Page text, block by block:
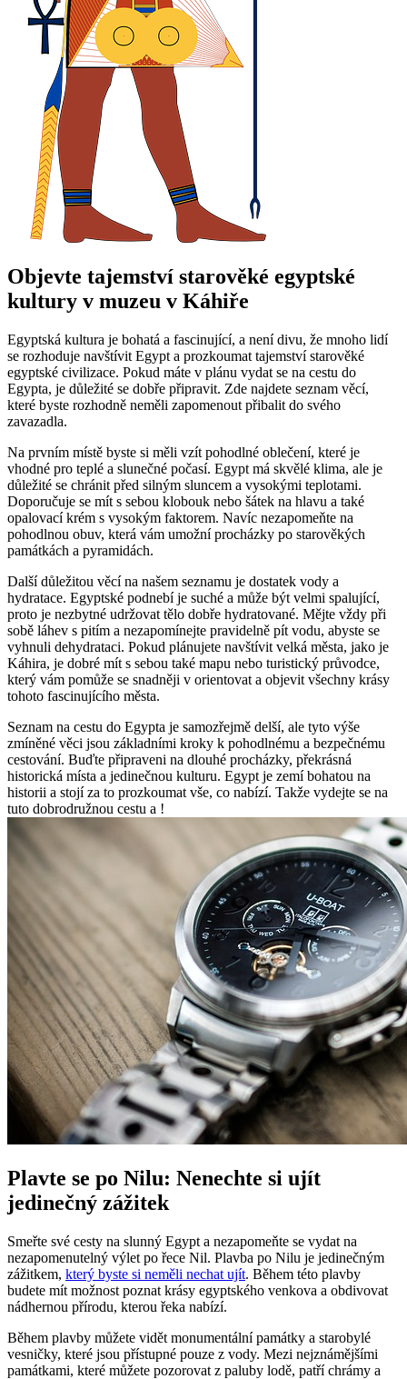
Objevte tajemství starověké egyptské
kultury v muzeu v Káhiře
Egyptská kultura je bohatá a fascinující, a není divu, že mnoho lidí
se rozhoduje navštívit Egypt a prozkoumat tajemství starověké
egyptské civilizace. Pokud máte v plánu vydat se na cestu do
Egypta, je důležité se dobře připravit. Zde najdete seznam věcí,
které byste rozhodně neměli zapomenout přibalit do svého
zavazadla.
Na prvním místě byste si měli vzít pohodlné oblečení, které je
vhodné pro teplé a slunečné počasí. Egypt má skvělé klima, ale je
důležité se chránit před silným sluncem a vysokými teplotami.
Doporučuje se mít s sebou klobouk nebo šátek na hlavu a také
opalovací krém s vysokým faktorem. Navíc nezapomeňte na
pohodlnou obuv, která vám umožní procházky po starověkých
památkách a pyramidách.
Další důležitou věcí na našem seznamu je dostatek vody a
hydratace. Egyptské podnebí je suché a může být velmi spalující,
proto je nezbytné udržovat tělo dobře hydratované. Mějte vždy při
sobě láhev s pitím a nezapomínejte pravidelně pít vodu, abyste se
vyhnuli dehydrataci. Pokud plánujete navštívit velká města, jako je
Káhira, je dobré mít s sebou také mapu nebo turistický průvodce,
který vám pomůže se snadněji v orientovat a objevit všechny krásy
tohoto fascinujícího města.
Seznam na cestu do Egypta je samozřejmě delší, ale tyto výše
zmíněné věci jsou základními kroky k pohodlnému a bezpečnému
cestování. Buďte připraveni na dlouhé procházky, překrásná
historická místa a jedinečnou kulturu. Egypt je zemí bohatou na
historii a stojí za to prozkoumat vše, co nabízí. Takže vydejte se na
tuto dobrodružnou cestu a !
Plavte se po Nilu: Nenechte si ujít
jedinečný zážitek
Smeřte své cesty na slunný Egypt a nezapomeňte se vydat na
nezapomenutelný výlet po řece Nil. Plavba po Nilu je jedinečným
zážitkem, který byste si neměli nechat ujít. Během této plavby
budete mít možnost poznat krásy egyptského venkova a obdivovat
nádhernou přírodu, kterou řeka nabízí.
Během plavby můžete vidět monumentální památky a starobylé
vesničky, které jsou přístupné pouze z vody. Mezi nejznámějšími
památkami, které můžete pozorovat z paluby lodě, patří chrámy a